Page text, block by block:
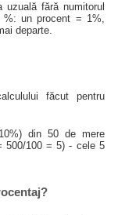
fără numitorul
%: un procent = 1%,
departe.
făcut pentru
din 50 de mere
500/100 = 5) - cele 5